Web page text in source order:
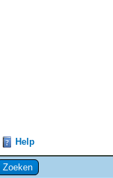
Help